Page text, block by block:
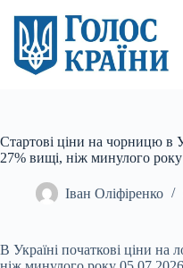
вмісту
Стартові ціни на чорницю в
27% вищі, ніж минулого року
Іван Оліфіренко
В Україні початкові ціни на